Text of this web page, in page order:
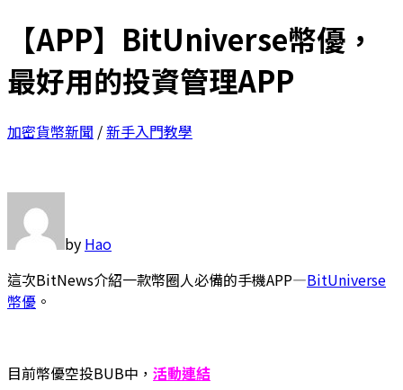
【APP】BitUniverse幣優，
最好用的投資管理APP
加密貨幣新聞 /新手入門教學
by Hao
這次BitNews介紹一款幣圈人必備的手機APP—BitUniverse
幣優 。
目前幣優空投BUB中， 活動連結